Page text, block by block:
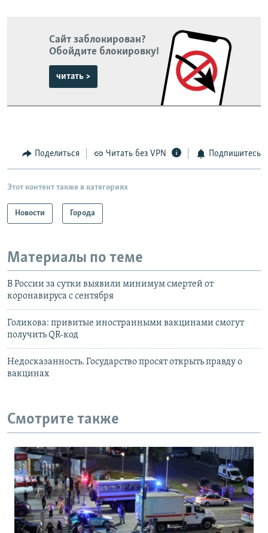
Сайт заблокирован?
Обойдите блокировку!
читать >
Поделиться Читать без VPN Подпишитесь
Этот контент также в категориях
Новости Города
Материалы по теме
В России за сутки выявили минимум смертей от
коронавируса с сентября
Голикова: привитые иностранными вакцинами смогут
получить QR-код
Недосказанность. Государство просят открыть правду о
вакцинах
Смотрите также